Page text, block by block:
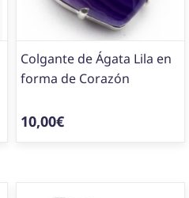
Colgante de Ágata Lila en
forma de Corazón
10,00€